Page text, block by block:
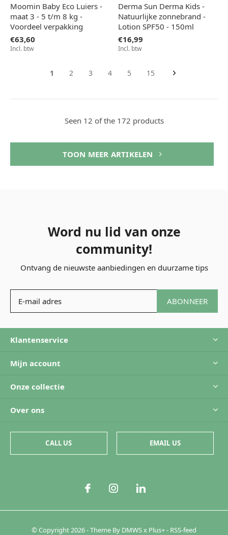
Moomin Baby Eco Luiers -
maat 3 - 5 t/m 8 kg -
Voordeel verpakking
€63,60
Incl. btw
Derma Sun Derma Kids -
Natuurlijke zonnebrand -
Lotion SPF50 - 150ml
€16,99
Incl. btw
1 2 3 4 5 15
Seen 12 of the 172 products
TOON MEER ARTIKELEN
Word nu lid van onze
community!
Ontvang de nieuwste aanbiedingen en duurzame tips
ABONNEER
Klantenservice
Mijn account
Onze collectie
Over ons
CALL US EMAIL US
© Copyright 2026- Theme By DMWSx Plus+- RSS-feed